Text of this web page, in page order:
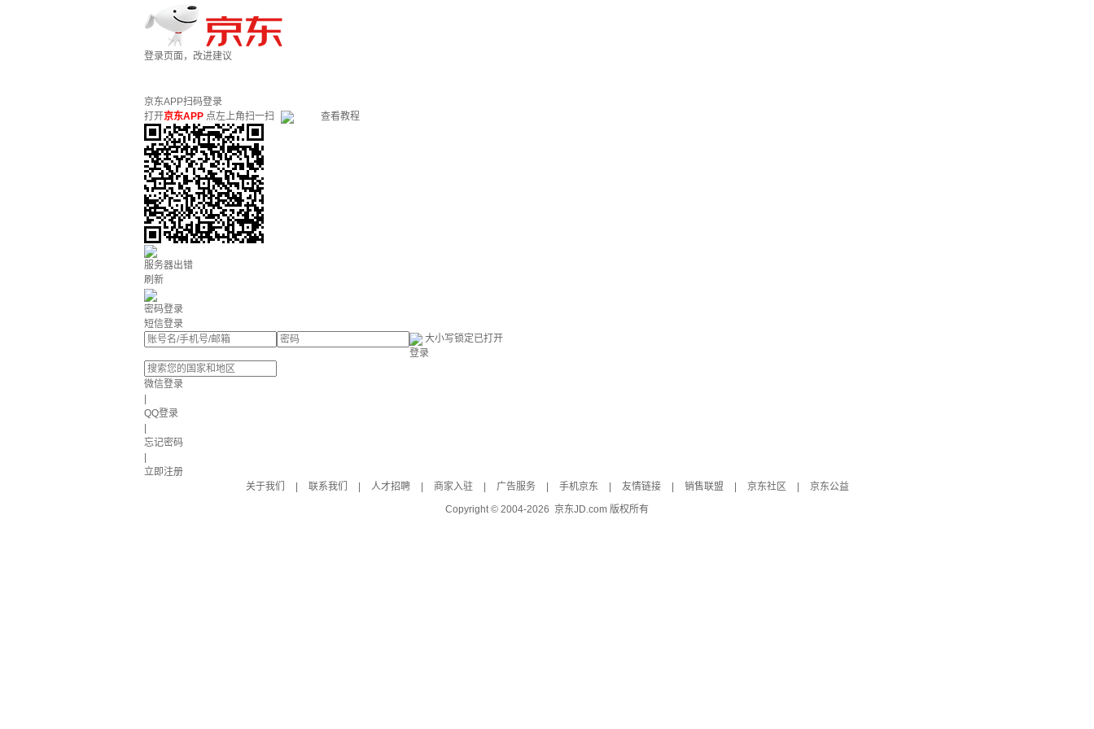
登录页面，改进建议
京东APP扫码登录
打开京东APP 点左上角扫一扫 查看教程
服务器出错
刷新
密码登录
短信登录
大小写锁定已打开
登录
微信登录
QQ登录
忘记密码
立即注册
关于我们
联系我们 人才招聘 商家入驻 广告服务 手机京东 友情链接 销售联盟 京东社区
京东公益
Copyright © 2004-2026 京东JD.com 版权所有